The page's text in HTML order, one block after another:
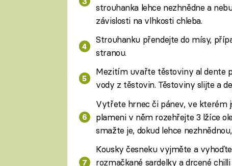
strouhanka lehce nezhnědne a
závislosti na vlhkosti chleba.
Strouhanku přendejte do mísy,
stranou.
Mezitím uvařte těstoviny al dente
vody z těstovin. Těstoviny slijte a
Vytřete hrnec či pánev, ve kterém
plameni v něm rozehřejte 3 lžíce
smažte je, dokud lehce
Kousky česneku vyjměte a
rozmačkané sardelky a drcené